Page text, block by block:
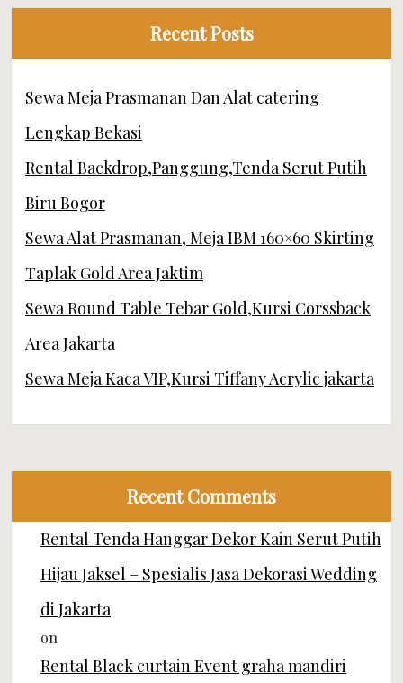
Recent Posts
Sewa Meja Prasmanan Dan Alat catering
Lengkap Bekasi
Rental Backdrop,Panggung,Tenda Serut Putih
Biru Bogor
Sewa Alat Prasmanan, Meja IBM 160×60 Skirting
Taplak Gold Area Jaktim
Sewa Round Table Tebar Gold,Kursi Corssback
Area Jakarta
Sewa Meja Kaca VIP,Kursi Tiffany Acrylic jakarta
Recent Comments
Rental Tenda Hanggar Dekor Kain Serut Putih
Hijau Jaksel – Spesialis Jasa Dekorasi Wedding
di Jakarta
on
Rental Black curtain Event graha mandiri